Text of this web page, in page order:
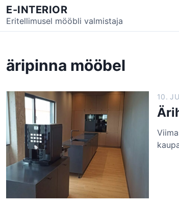
i
E-INTERIOR
Eritellimusel mööbli valmistaja
äripinna mööbel
10.